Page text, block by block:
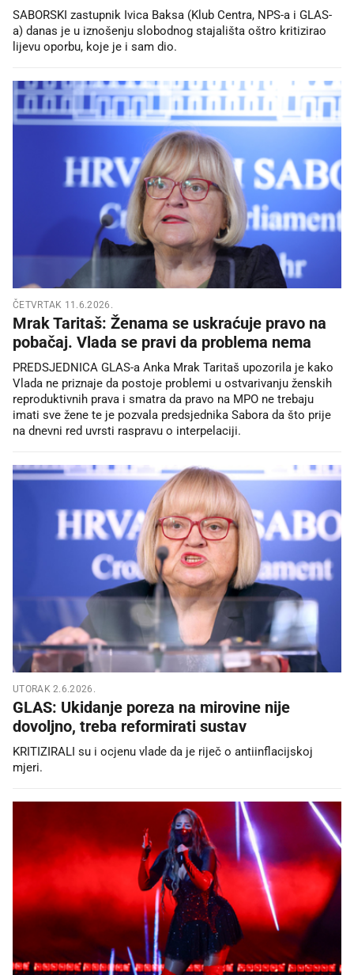
SABORSKI zastupnik Ivica Baksa (Klub Centra, NPS-a i GLAS-
a) danas je u iznošenju slobodnog stajališta oštro kritizirao
lijevu oporbu, koje je i sam dio.
ČETVRTAK 11.6.2026.
Mrak Taritaš: Ženama se uskraćuje pravo na
pobačaj. Vlada se pravi da problema nema
PREDSJEDNICA GLAS-a Anka Mrak Taritaš upozorila je kako
Vlada ne priznaje da postoje problemi u ostvarivanju ženskih
reproduktivnih prava i smatra da pravo na MPO ne trebaju
imati sve žene te je pozvala predsjednika Sabora da što prije
na dnevni red uvrsti raspravu o interpelaciji.
UTORAK 2.6.2026.
GLAS: Ukidanje poreza na mirovine nije
dovoljno, treba reformirati sustav
KRITIZIRALI su i ocjenu vlade da je riječ o antiinflacijskoj
mjeri.